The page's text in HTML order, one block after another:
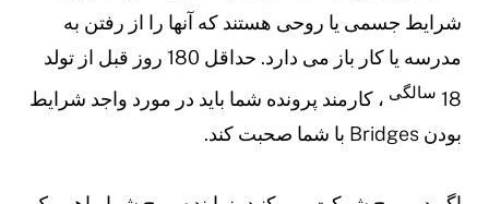
شرایط جسمی یا روحی هستند که آنها را از رفتن به
مدرسه یا کار باز می دارد. حداقل 180 روز قبل از تولد
سالگی، کارمند پرونده شما باید در مورد واجد شرایط
بودن Bridges با شما صحبت کند.